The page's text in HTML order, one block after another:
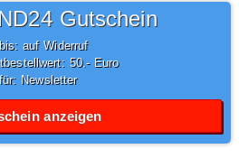
Gutschein
auf Widerruf
50,- Euro
Newsletter
anzeigen